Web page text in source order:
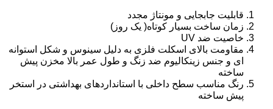
قابلیت جابجایی و مونتاژ مجدد
زمان ساخت بسیار کوتاه( یک روز)
خاصیت ضد UV
مقاومت بالای اسکلت فلزی به دلیل سینوس و شکل استوانه
ای و جنس زینکالیوم ضد زنگ و طول عمر بالا مخزن پیش
ساخته
رنگ مناسب سطح داخلی با استانداردهای بهداشتی در استخر
پیش ساخته